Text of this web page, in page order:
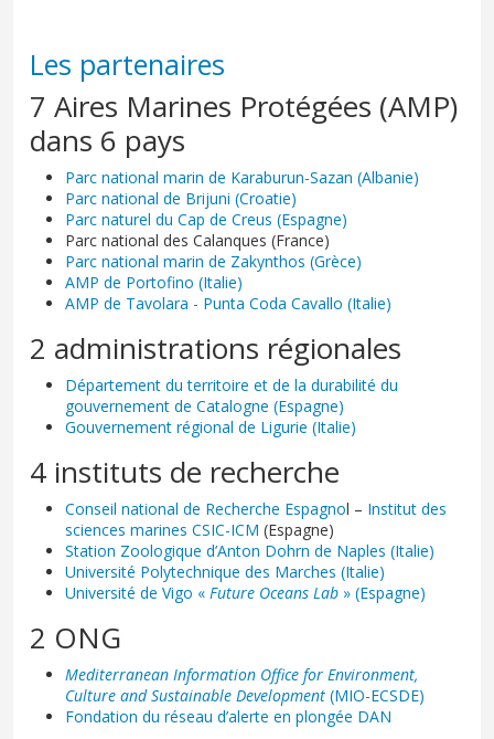
Les partenaires
7 Aires Marines Protégées (AMP)
dans 6 pays
Parc national marin de Karaburun-Sazan (Albanie)
Parc national de Brijuni (Croatie)
Parc naturel du Cap de Creus (Espagne)
Parc national des Calanques (France)
Parc national marin de Zakynthos (Grèce)
AMP de Portofino (Italie)
AMP de Tavolara - Punta Coda Cavallo (Italie)
2 administrations régionales
Département du territoire et de la durabilité du
gouvernement de Catalogne (Espagne)
Gouvernement régional de Ligurie (Italie)
4 instituts de recherche
Conseil national de Recherche Espagnol – Institut des
sciences marines CSIC-ICM (Espagne)
Station Zoologique d’Anton Dohrn de Naples (Italie)
Université Polytechnique des Marches (Italie)
Université de Vigo « Future Oceans Lab » (Espagne)
2 ONG
Mediterranean Information Office for Environment,
Culture and Sustainable Development (MIO-ECSDE)
Fondation du réseau d’alerte en plongée DAN